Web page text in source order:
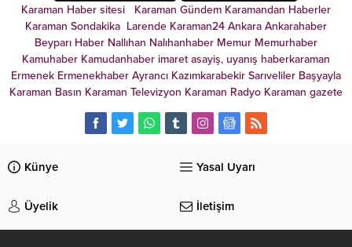
Karaman Haber sitesi Karaman Gündem Karamandan Haberler
Karaman Sondakika Larende Karaman24 Ankara Ankarahaber
Beyparı Haber Nallıhan Nalıhanhaber Memur Memurhaber
Kamuhaber Kamudanhaber imaret asayiş, uyanış haberkaraman
Ermenek Ermenekhaber Ayrancı Kazımkarabekir Sarıveliler Başyayla
Karaman Basın Karaman Televizyon Karaman Radyo Karaman gazete
Künye Yasal Uyarı
Üyelik İletişim